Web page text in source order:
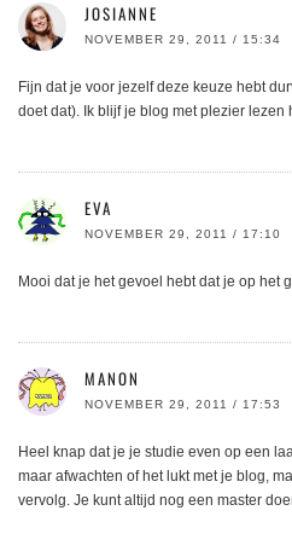
JOSIANNE
NOVEMBER 29, 2011 / 15:34
Fijn dat je voor jezelf deze keuze hebt
doet dat). Ik blijf je blog met plezier lezen
EVA
NOVEMBER 29, 2011 / 17:10
Mooi dat je het gevoel hebt dat je op het
MANON
NOVEMBER 29, 2011 / 17:53
Heel knap dat je je studie even op een
maar afwachten of het lukt met je blog,
vervolg. Je kunt altijd nog een master